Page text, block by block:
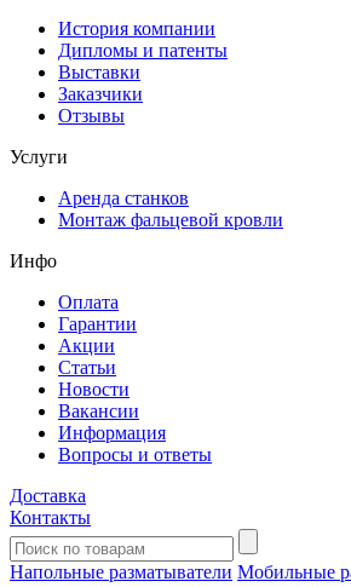
История компании
Дипломы и патенты
Выставки
Заказчики
Отзывы
Услуги
Аренда станков
Монтаж фальцевой кровли
Инфо
Оплата
Гарантии
Акции
Статьи
Новости
Вакансии
Информация
Вопросы и ответы
Доставка
Контакты
Напольные разматыватели Мобильные